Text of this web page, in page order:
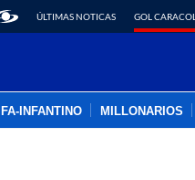
ÚLTIMAS NOTICAS GOL CARACOL
INFANTINO MILLONARIOS